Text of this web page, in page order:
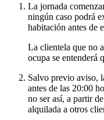
La jornada
ningún caso podrá
habitación antes de
La clientela que no
ocupa se entenderá
Salvo previo aviso,
antes de las 20:00
no ser así, a partir
alquilada a otros